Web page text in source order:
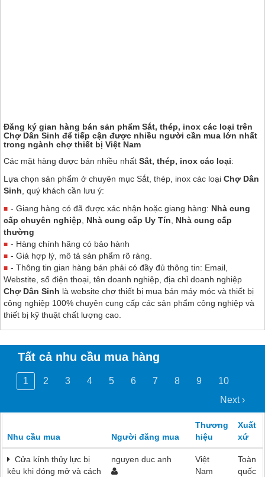
Đăng ký gian hàng bán sản phẩm Sắt, thép, inox các loại trên
Chợ Dân Sinh để tiếp cận được nhiều người cần mua lớn nhất
trong ngành chợ thiết bị Việt Nam
Các mặt hàng được bán nhiều nhất Sắt, thép, inox các loại:
Lựa chọn sản phẩm ở chuyên mục Sắt, thép, inox các loại Chợ Dân
Sinh, quý khách cần lưu ý:
- Giang hàng có đã được xác nhận hoặc giang hàng: Nhà cung
cấp chuyên nghiệp, Nhà cung cấp Uy Tín, Nhà cung cấp
thường
- Hàng chính hãng có bảo hành
- Giá hợp lý, mô tả sản phẩm rõ ràng.
- Thông tin gian hàng bán phải có đầy đủ thông tin: Email,
Webstite, số điện thoại, tên doanh nghiệp, địa chỉ doanh nghiệp
Chợ Dân Sinh là website chợ thiết bị mua bán máy móc và thiết bị
công nghiệp 100% chuyên cung cấp các sản phẩm công nghiệp và
thiết bị kỹ thuật chất lượng cao.
Tất cả nhu cầu mua hàng
1 2 3 4 5 6 7 8 9
10
Next ›
Nhu cầu mua Người đăng mua
Thương
hiệu
Xuất
xứ
Cửa kính thủy lực bị
kêu khi đóng mở và cách
nguyen duc anh
Việt
Nam
Toàn
quốc